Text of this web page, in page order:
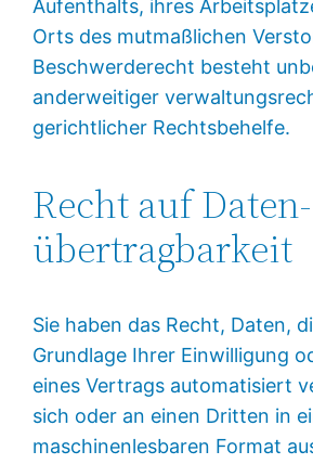
Aufenthalts, ihres
Orts des mutmaßlichen
Beschwerderecht besteht
anderweitiger
gerichtlicher Rechtsbehelfe.
Recht auf Daten­
übertrag­barkeit
Sie haben das Recht, Daten,
Grundlage Ihrer Einwilligung
eines Vertrags automatisiert
sich oder an einen Dritten in
maschinenlesbaren Format